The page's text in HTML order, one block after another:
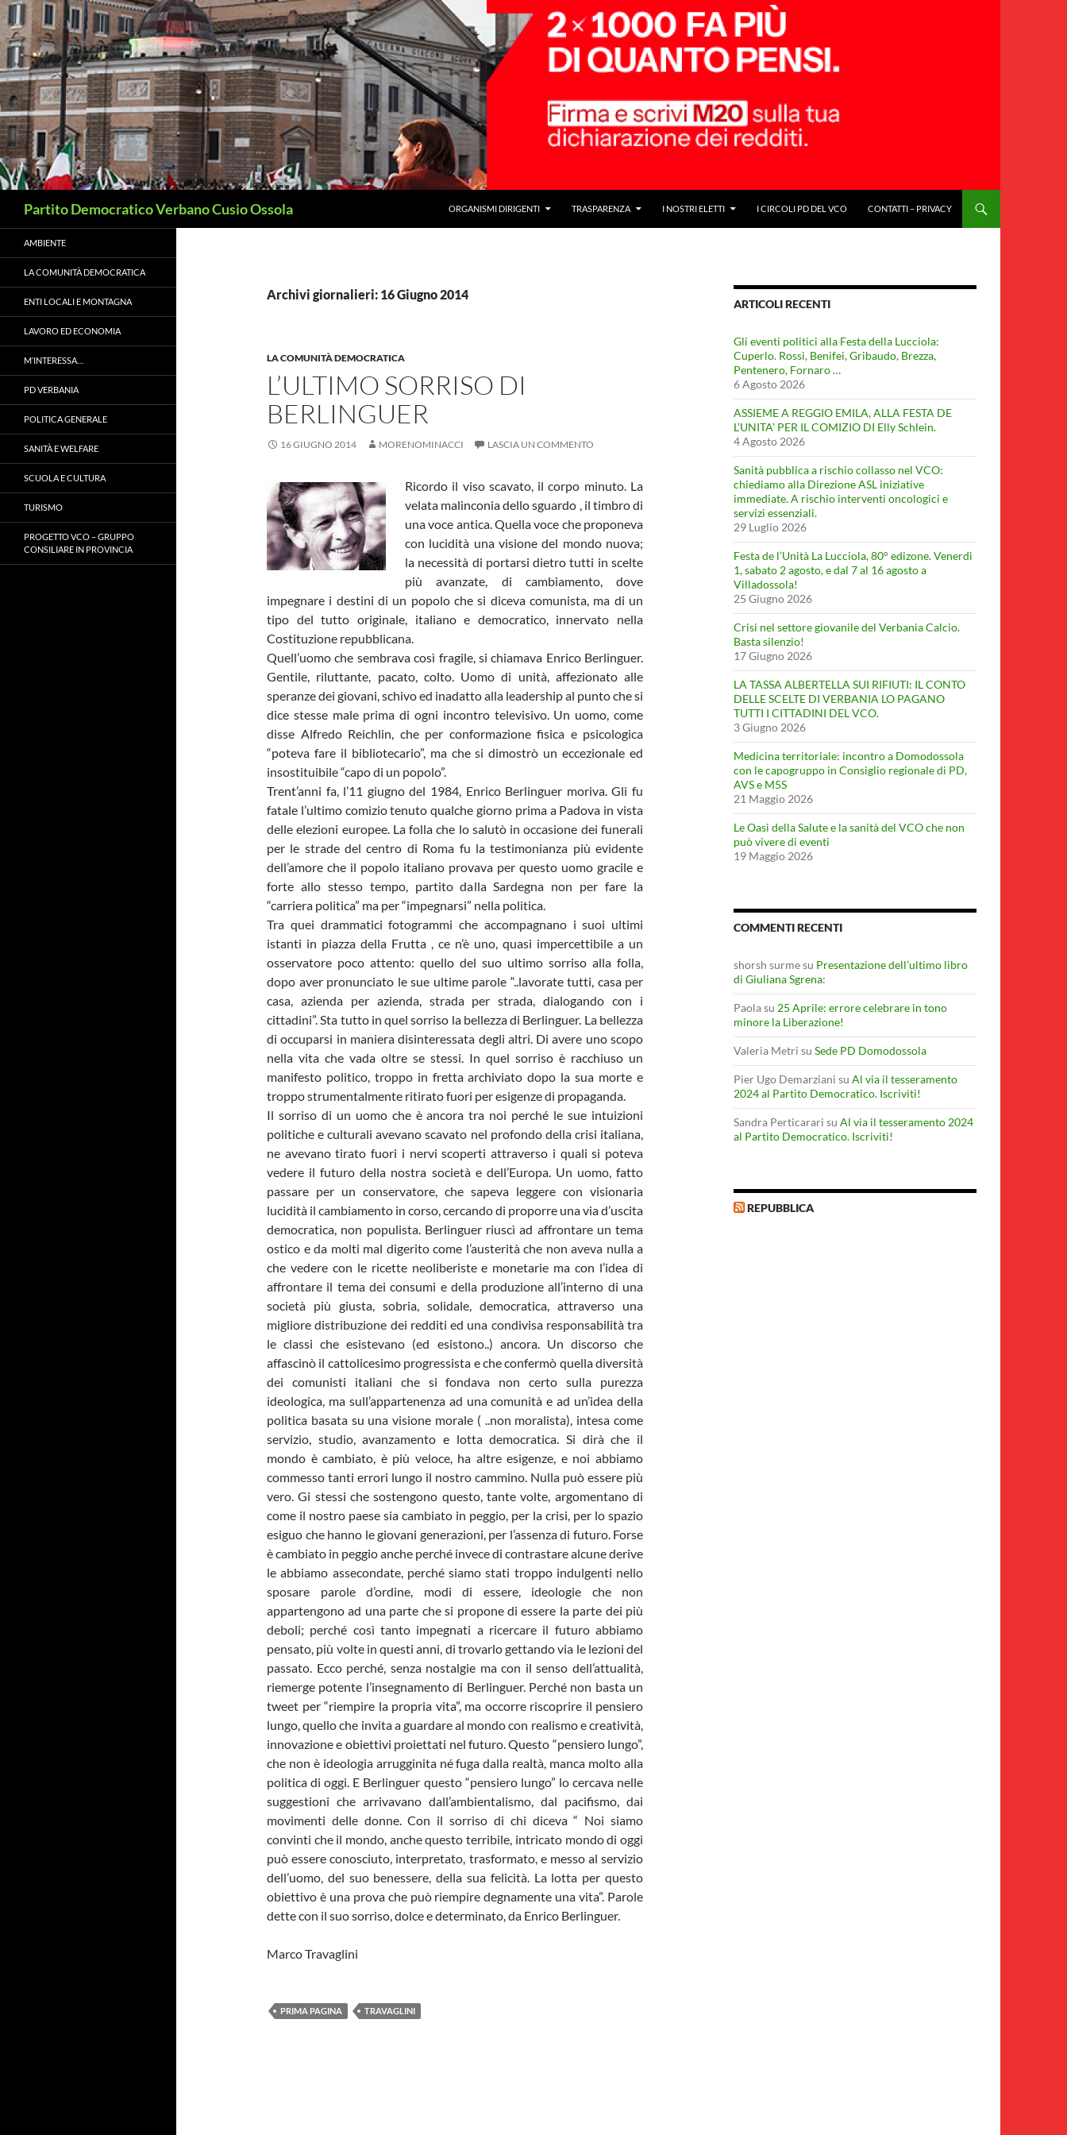
Vai
al
contenuto
Partito Democratico Verbano Cusio Ossola ORGANISMI DIRIGENTI TRASPARENZA I NOSTRI ELETTI I CIRCOLI PD DEL VCO CONTATTI – PRIVACY
Archivi giornalieri: 16 Giugno 2014
LA COMUNITÀ DEMOCRATICA
L’ULTIMO SORRISO DI
BERLINGUER
16 GIUGNO 2014 MORENOMINACCI LASCIA UN COMMENTO
Ricordo il viso scavato, il corpo minuto. La
velata malinconia dello sguardo , il timbro di
una voce antica. Quella voce che proponeva
con lucidità una visione del mondo nuova;
la necessità di portarsi dietro tutti in scelte
più avanzate, di cambiamento, dove
impegnare i destini di un popolo che si diceva comunista, ma di un
tipo del tutto originale, italiano e democratico, innervato nella
Costituzione repubblicana.
Quell’uomo che sembrava così fragile, si chiamava Enrico Berlinguer.
Gentile, riluttante, pacato, colto. Uomo di unità, affezionato alle
speranze dei giovani, schivo ed inadatto alla leadership al punto che si
dice stesse male prima di ogni incontro televisivo. Un uomo, come
disse Alfredo Reichlin, che per conformazione fisica e psicologica
“poteva fare il bibliotecario”, ma che si dimostrò un eccezionale ed
insostituibile “capo di un popolo”.
Trent’anni fa, l’11 giugno del 1984, Enrico Berlinguer moriva. Gli fu
fatale l’ultimo comizio tenuto qualche giorno prima a Padova in vista
delle elezioni europee. La folla che lo salutò in occasione dei funerali
per le strade del centro di Roma fu la testimonianza più evidente
dell’amore che il popolo italiano provava per questo uomo gracile e
forte allo stesso tempo, partito dalla Sardegna non per fare la
“carriera politica” ma per “impegnarsi” nella politica.
Tra quei drammatici fotogrammi che accompagnano i suoi ultimi
istanti in piazza della Frutta , ce n’è uno, quasi impercettibile a un
osservatore poco attento: quello del suo ultimo sorriso alla folla,
dopo aver pronunciato le sue ultime parole “..lavorate tutti, casa per
casa, azienda per azienda, strada per strada, dialogando con i
cittadini”. Sta tutto in quel sorriso la bellezza di Berlinguer. La bellezza
di occuparsi in maniera disinteressata degli altri. Di avere uno scopo
nella vita che vada oltre se stessi. In quel sorriso è racchiuso un
manifesto politico, troppo in fretta archiviato dopo la sua morte e
troppo strumentalmente ritirato fuori per esigenze di propaganda.
Il sorriso di un uomo che è ancora tra noi perché le sue intuizioni
politiche e culturali avevano scavato nel profondo della crisi italiana,
ne avevano tirato fuori i nervi scoperti attraverso i quali si poteva
vedere il futuro della nostra società e dell’Europa. Un uomo, fatto
passare per un conservatore, che sapeva leggere con visionaria
lucidità il cambiamento in corso, cercando di proporre una via d’uscita
democratica, non populista. Berlinguer riuscì ad affrontare un tema
ostico e da molti mal digerito come l’austerità che non aveva nulla a
che vedere con le ricette neoliberiste e monetarie ma con l’idea di
affrontare il tema dei consumi e della produzione all’interno di una
società più giusta, sobria, solidale, democratica, attraverso una
migliore distribuzione dei redditi ed una condivisa responsabilità tra
le classi che esistevano (ed esistono..) ancora. Un discorso che
affascinò il cattolicesimo progressista e che confermò quella diversità
dei comunisti italiani che si fondava non certo sulla purezza
ideologica, ma sull’appartenenza ad una comunità e ad un’idea della
politica basata su una visione morale ( ..non moralista), intesa come
servizio, studio, avanzamento e lotta democratica. Si dirà che il
mondo è cambiato, è più veloce, ha altre esigenze, e noi abbiamo
commesso tanti errori lungo il nostro cammino. Nulla può essere più
vero. Gi stessi che sostengono questo, tante volte, argomentano di
come il nostro paese sia cambiato in peggio, per la crisi, per lo spazio
esiguo che hanno le giovani generazioni, per l’assenza di futuro. Forse
è cambiato in peggio anche perché invece di contrastare alcune derive
le abbiamo assecondate, perché siamo stati troppo indulgenti nello
sposare parole d’ordine, modi di essere, ideologie che non
appartengono ad una parte che si propone di essere la parte dei più
deboli; perché così tanto impegnati a ricercare il futuro abbiamo
pensato, più volte in questi anni, di trovarlo gettando via le lezioni del
passato. Ecco perché, senza nostalgie ma con il senso dell’attualità,
riemerge potente l’insegnamento di Berlinguer. Perché non basta un
tweet per “riempire la propria vita”, ma occorre riscoprire il pensiero
lungo, quello che invita a guardare al mondo con realismo e creatività,
innovazione e obiettivi proiettati nel futuro. Questo “pensiero lungo”,
che non è ideologia arrugginita né fuga dalla realtà, manca molto alla
politica di oggi. E Berlinguer questo “pensiero lungo” lo cercava nelle
suggestioni che arrivavano dall’ambientalismo, dal pacifismo, dai
movimenti delle donne. Con il sorriso di chi diceva “ Noi siamo
convinti che il mondo, anche questo terribile, intricato mondo di oggi
può essere conosciuto, interpretato, trasformato, e messo al servizio
dell’uomo, del suo benessere, della sua felicità. La lotta per questo
obiettivo è una prova che può riempire degnamente una vita”. Parole
dette con il suo sorriso, dolce e determinato, da Enrico Berlinguer.
Marco Travaglini
PRIMA PAGINA TRAVAGLINI
ARTICOLI RECENTI
Gli eventi politici alla Festa della Lucciola:
Cuperlo. Rossi, Benifei, Gribaudo, Brezza,
Pentenero, Fornaro …
6 Agosto 2026
ASSIEME A REGGIO EMILA, ALLA FESTA DE
L’UNITA’ PER IL COMIZIO DI Elly Schlein.
4 Agosto 2026
Sanità pubblica a rischio collasso nel VCO:
chiediamo alla Direzione ASL iniziative
immediate. A rischio interventi oncologici e
servizi essenziali.
29 Luglio 2026
Festa de l’Unità La Lucciola, 80° edizone. Venerdì
1, sabato 2 agosto, e dal 7 al 16 agosto a
Villadossola!
25 Giugno 2026
Crisi nel settore giovanile del Verbania Calcio.
Basta silenzio!
17 Giugno 2026
LA TASSA ALBERTELLA SUI RIFIUTI: IL CONTO
DELLE SCELTE DI VERBANIA LO PAGANO
TUTTI I CITTADINI DEL VCO.
3 Giugno 2026
Medicina territoriale: incontro a Domodossola
con le capogruppo in Consiglio regionale di PD,
AVS e M5S
21 Maggio 2026
Le Oasi della Salute e la sanità del VCO che non
può vivere di eventi
19 Maggio 2026
COMMENTI RECENTI
shorsh surmesu Presentazione dell’ultimo libro
di Giuliana Sgrena:
Paolasu 25 Aprile: errore celebrare in tono
minore la Liberazione!
Valeria Metri su Sede PD Domodossola
Pier Ugo Demarziani su Al via il tesseramento
2024 al Partito Democratico. Iscriviti!
Sandra Perticarari su Al via il tesseramento 2024
al Partito Democratico. Iscriviti!
REPUBBLICA
AMBIENTE
LA COMUNITÀ DEMOCRATICA
ENTI LOCALI E MONTAGNA
LAVORO ED ECONOMIA
M’INTERESSA…
PD VERBANIA
POLITICA GENERALE
SANITÀ E WELFARE
SCUOLA E CULTURA
TURISMO
PROGETTO VCO – GRUPPO
CONSILIARE IN PROVINCIA